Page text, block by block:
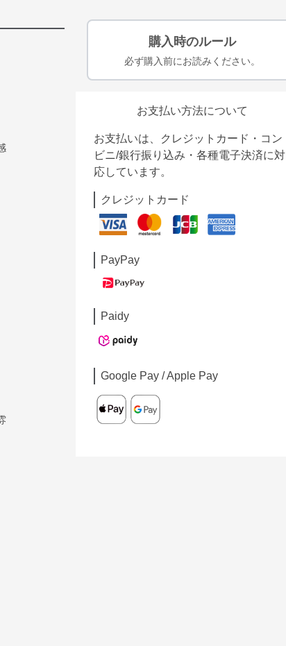
購入時のルール
必ず購入前にお読みください。
お支払い方法について
お支払いは、クレジットカード・コン
ビニ/銀行振り込み・各種電子決済に対
応しています。
クレジットカード
PayPay
Paidy
Google Pay / Apple Pay